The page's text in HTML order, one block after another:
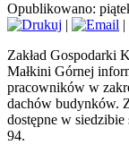
Opublikowano:
|
Zakład Gospodarki
Małkini Górnej
pracowników w
dachów budynków.
dostępne w
94.